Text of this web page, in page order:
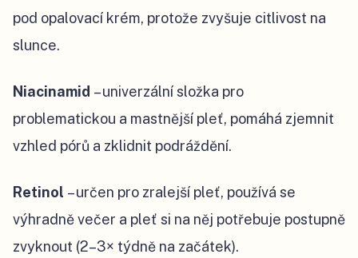
pod opalovací krém, protože zvyšuje citlivost na
slunce.
Niacinamid – univerzální složka pro
problematickou a mastnější pleť, pomáhá zjemnit
vzhled pórů a zklidnit podráždění.
Retinol – určen pro zralejší pleť, používá se
výhradně večer a pleť si na něj potřebuje postupně
zvyknout (2–3× týdně na začátek).